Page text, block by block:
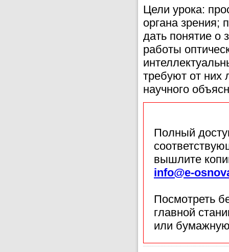
Цели урока:
органа зрения;
дать понятие о
работы
требуют от них
научного
Полный
вышлите
info@e-
Посмотреть
главной
или